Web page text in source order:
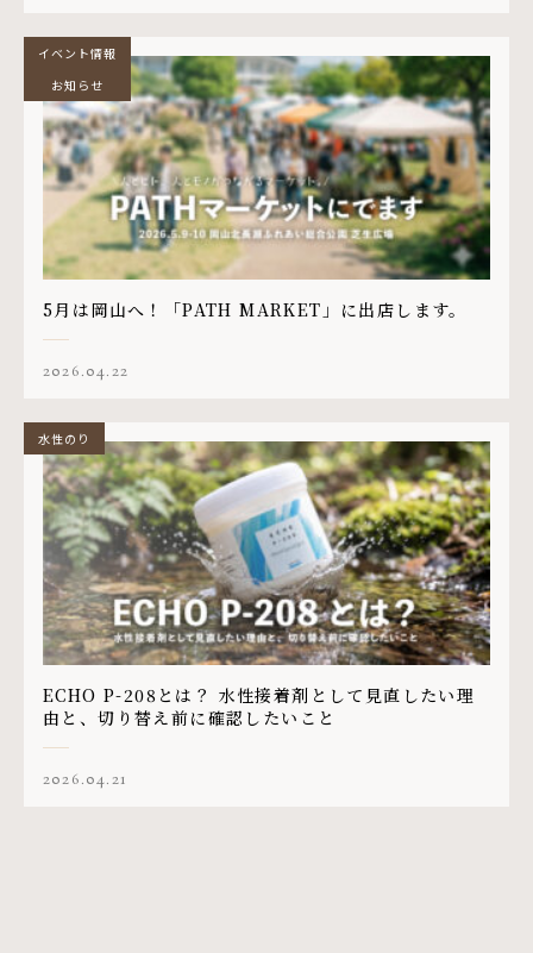
5月は岡山へ！「PATH MARKET」に出店します。
2026.04.22
イベント情報
お知らせ
ECHO P-208とは？ 水性接着剤として見直したい理
由と、切り替え前に確認したいこと
2026.04.21
水性のり